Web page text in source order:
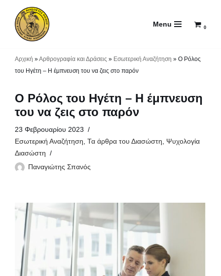
Μεταπηδήστε
Menu 0
Αρχική »Αρθρογραφία και Δράσεις » Εσωτερική Αναζήτηση » Ο Ρόλος
του Ηγέτη – Η έμπνευση του να ζεις στο παρόν
Ο Ρόλος του Ηγέτη – Η έμπνευση
του να ζεις στο παρόν
23 Φεβρουαρίου 2023
Εσωτερική Αναζήτηση, Τα άρθρα του Διασώστη, Ψυχολογία
Διασώστη
Παναγιώτης Σπανός